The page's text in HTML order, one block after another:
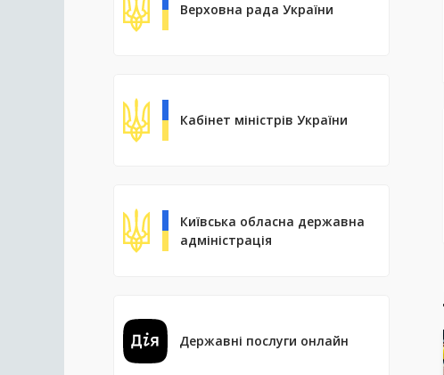
Верховна рада України
Кабінет міністрів України
Київська обласна державна
адміністрація
Державні послуги онлайн